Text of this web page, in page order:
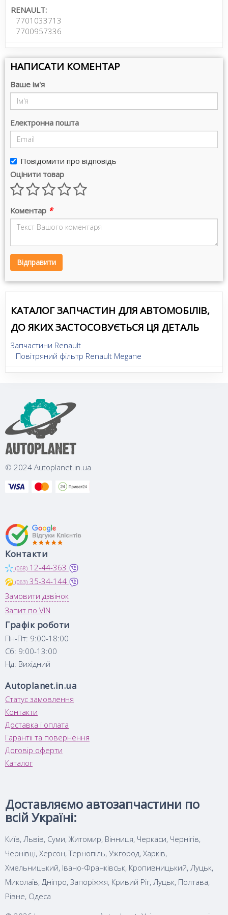
RENAULT:
7701033713
7700957336
НАПИСАТИ КОМЕНТАР
Ваше ім'я
Електронна пошта
Повідомити про відповідь
Оцінити товар
Коментар *
Відправити
КАТАЛОГ ЗАПЧАСТИН ДЛЯ АВТОМОБІЛІВ,
ДО ЯКИХ ЗАСТОСОВУЄТЬСЯ ЦЯ ДЕТАЛЬ
Запчастини Renault
Повітряний фільтр Renault Megane
© 2024 Autoplanet.in.ua
Контакти
(068) 12-44-363
(063) 35-34-144
Замовити дзвінок
Запит по VIN
Графік роботи
Пн-Пт: 9:00-18:00
Сб: 9:00-13:00
Нд: Вихідний
Autoplanet.in.ua
Статус замовлення
Контакти
Доставка і оплата
Гарантії та повернення
Договір оферти
Каталог
Доставляємо автозапчастини по
всій Україні:
Київ, Львів, Суми, Житомир, Вінниця, Черкаси, Чернігів,
Чернівці, Херсон, Тернопіль, Ужгород, Харків,
Хмельницький, Івано-Франківськ, Кропивницький, Луцьк,
Миколаїв, Дніпро, Запоріжжя, Кривий Ріг, Луцьк, Полтава,
Рівне, Одеса